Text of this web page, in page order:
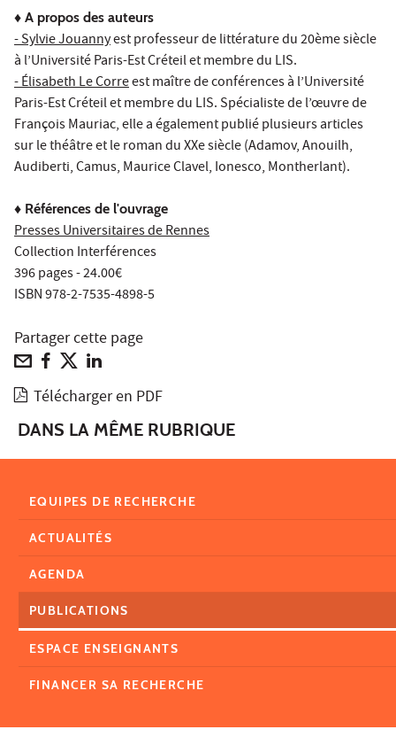
♦ A propos des auteurs
- Sylvie Jouannyest professeur de littérature du 20ème siècle
à l’Université Paris-Est Créteil et membre du LIS.
- Élisabeth Le Correest maître de conférences à l’Université
Paris-Est Créteil et membre du LIS. Spécialiste de l’œuvre de
François Mauriac, elle a également publié plusieurs articles
sur le théâtre et le roman du XXe siècle (Adamov, Anouilh,
Audiberti, Camus, Maurice Clavel, Ionesco, Montherlant).
♦ Références de l'ouvrage
Presses Universitaires de Rennes
Collection Interférences
396 pages - 24.00€
ISBN 978-2-7535-4898-5
Partager cette page
Télécharger en PDF
DANS LA MÊME RUBRIQUE
EQUIPES DE RECHERCHE
ACTUALITÉS
AGENDA
PUBLICATIONS
ESPACE ENSEIGNANTS
FINANCER SA RECHERCHE